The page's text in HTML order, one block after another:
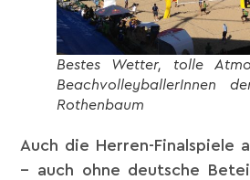
Bestes Wetter, tolle
BeachvolleyballerInnen
Rothenbaum
Auch die Herren-Finalspiele
– auch ohne deutsche